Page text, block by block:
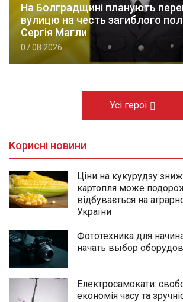
На Болградщині планують
вулицю на честь загиблого
Сергія Магли
07.08.2026
Усі герої
Корисні новини
Ціни на кукурудзу
картопля може
відбувається на
України
Фототехника для
начать выбор
Електросамокати:
економія часу та